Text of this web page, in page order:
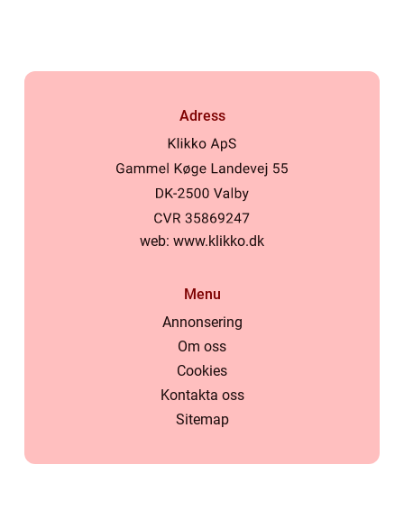
Adress
web: www.klikko.dk
Menu
Annonsering
Om oss
Cookies
Kontakta oss
Sitemap